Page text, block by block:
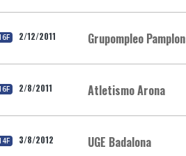
2/12/2011 Grupompleo
2/8/2011 Atletismo Arona
3/8/2012 UGE Badalona